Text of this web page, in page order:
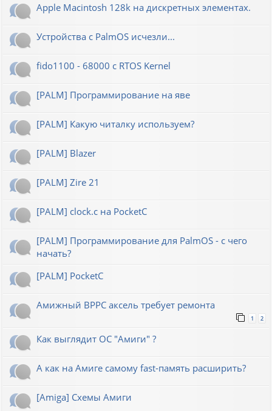
Apple Macintosh 128k на дискретных элементах.
Устройства с PalmOS исчезли...
fido1100 - 68000 с RTOS Kernel
[PALM] Программирование на яве
[PALM] Какую читалку используем?
[PALM] Blazer
[PALM] Zire 21
[PALM] clock.c на PocketC
[PALM] Программирование для PalmOS - с чего
начать?
[PALM] PocketC
Амижный BPPC аксель требует ремонта
1 2
Как выглядит ОС "Амиги" ?
А как на Амиге самому fast-память расширить?
[Amiga] Схемы Амиги